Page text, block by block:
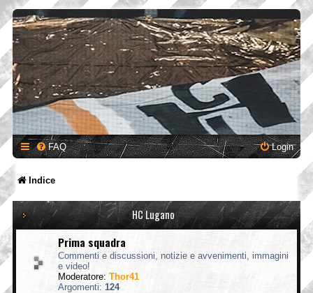
FAQ Login
Indice
HC Lugano
Prima squadra
Commenti e discussioni, notizie e avvenimenti, immagini
e video!
Moderatore: Thor41
Argomenti: 124